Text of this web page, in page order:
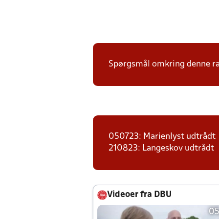
Spørgsmål omkring denne
050723: Marienlyst udtrådt
210823: Langeskov udtrådt
Videoer fra DBU